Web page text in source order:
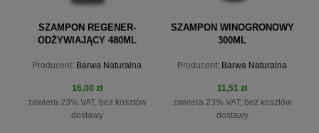
SZAMPON REGENER-
ODŻYWIAJĄCY 480ML
Producent: Barwa Naturalna
16,00 zł
zawiera 23% VAT, bez kosztów
dostawy
SZAMPON WINOGRONOWY
300ML
Producent: Barwa Naturalna
11,51 zł
zawiera 23% VAT, bez kosztów
dostawy